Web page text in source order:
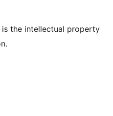
is the intellectual property